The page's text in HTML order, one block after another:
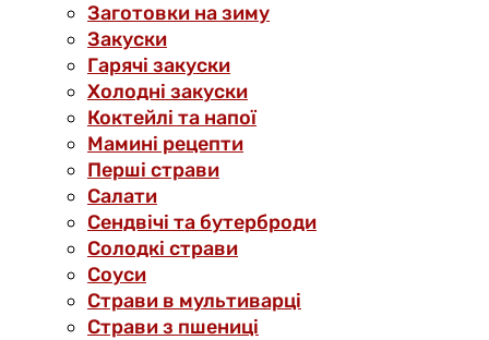
Заготовки на зиму
Закуски
Гарячі закуски
Холодні закуски
Коктейлі та напої
Мамині рецепти
Перші страви
Салати
Сендвічі та бутерброди
Солодкі страви
Соуси
Страви в мультиварці
Страви з пшениці